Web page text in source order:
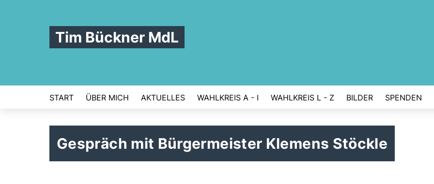
Tim Bückner MdL
START ÜBER MICH AKTUELLES WAHLKREIS A - I WAHLKREIS L - Z BILDER SPENDEN
Gespräch mit Bürgermeister Klemens Stöckle